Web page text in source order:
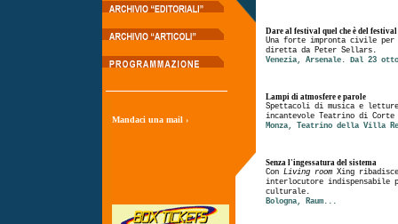
Mandaci una mail ›
Dare al festival quel che è del festival
Una forte impronta civile per
diretta da Peter Sellars.
Venezia, Arsenale. Dal 23
Lampi di atmosfere e parole
Spettacoli di musica e
incantevole Teatrino di
Monza, Teatrino della Villa
Senza l'ingessatura del sistema
Con Living roomXing
interlocutore indispensabile
culturale.
Bologna, Raum...